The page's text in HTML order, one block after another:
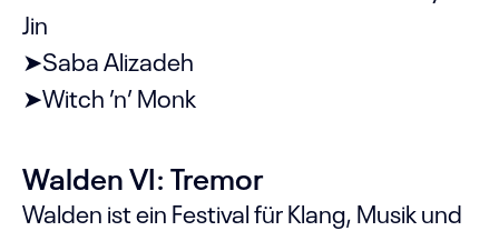
Jin
➤Saba Alizadeh
➤Witch ’n’ Monk
Walden VI: Tremor
Walden ist ein Festival für Klang, Musik und